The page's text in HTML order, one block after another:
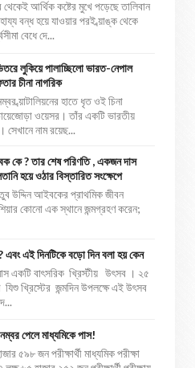
আর্থিক কষ্টের মুখে পড়েছে তালিবান
বন্ধ হয়ে যাওয়ার পরই ব্য়াঙ্ক থেকে
বেধে দে...
লুকিয়ে পালাচ্ছিলো ভারত-নেপাল
চীনা নাগরিক
ব্য়াটালিয়নের হাতে ধৃত ওই চিনা
ওয়েসর। তাঁর একটি ভারতীয়
সেখানে নাম রয়েছ...
কে ? তার শেষ পরিণতি , একজন দাস
হয়ে ওঠার বিস্তারিত সংক্ষেপে
আইবকের প্রাথমিক জীবন
কোনো এক স্থানে জন্মগ্রহণ করেন;
এবং এই দিনটিকে বড়ো দিন বলা হয় কেন
একটি বাৎসরিক খ্রিস্টীয় উৎসব । ২৫
যিশু খ্রিস্টের জন্মদিন উপলক্ষে এই উৎসব
পেলে মাধ্যমিকে পাস!
৫৯৮ জন পরীক্ষার্থী মাধ্যমিক পরীক্ষা